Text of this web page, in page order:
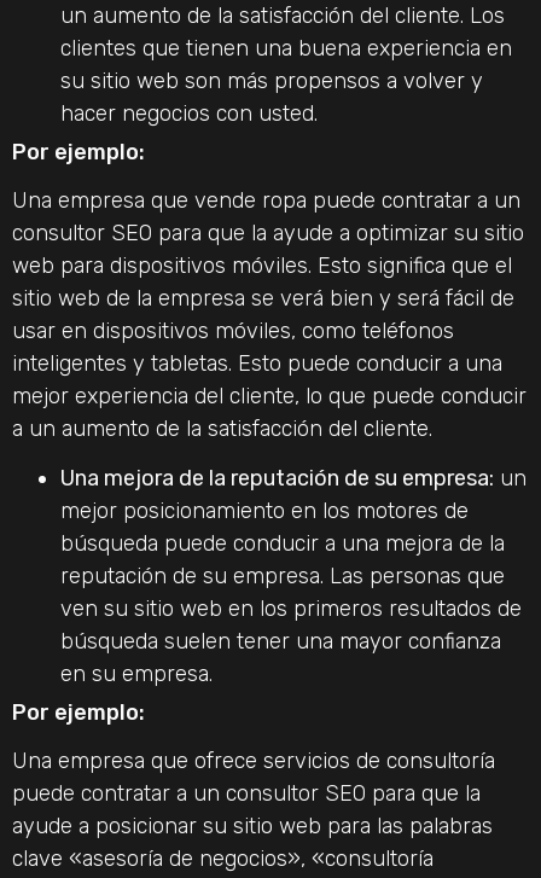
un aumento de la satisfacción del cliente. Los
clientes que tienen una buena experiencia en
su sitio web son más propensos a volver y
hacer negocios con usted.
Por ejemplo:
Una empresa que vende ropa puede contratar a un
consultor SEO para que la ayude a optimizar su sitio
web para dispositivos móviles. Esto significa que el
sitio web de la empresa se verá bien y será fácil de
usar en dispositivos móviles, como teléfonos
inteligentes y tabletas. Esto puede conducir a una
mejor experiencia del cliente, lo que puede conducir
a un aumento de la satisfacción del cliente.
Una mejora de la reputación de su empresa: un
mejor posicionamiento en los motores de
búsqueda puede conducir a una mejora de la
reputación de su empresa. Las personas que
ven su sitio web en los primeros resultados de
búsqueda suelen tener una mayor confianza
en su empresa.
Por ejemplo:
Una empresa que ofrece servicios de consultoría
puede contratar a un consultor SEO para que la
ayude a posicionar su sitio web para las palabras
clave «asesoría de negocios», «consultoría